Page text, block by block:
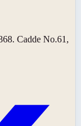
Cadde No.61,